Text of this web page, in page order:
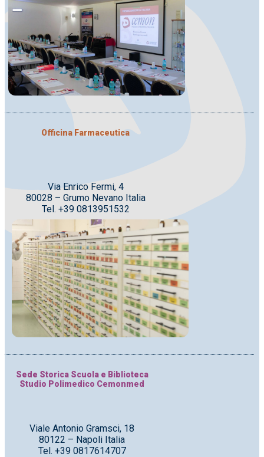
Officina Farmaceutica
Via Enrico Fermi, 4
80028 – Grumo Nevano Italia
Tel. +39 0813951532
Sede Storica Scuola e Biblioteca
Studio Polimedico Cemonmed
Viale Antonio Gramsci, 18
80122 – Napoli Italia
Tel. +39 0817614707